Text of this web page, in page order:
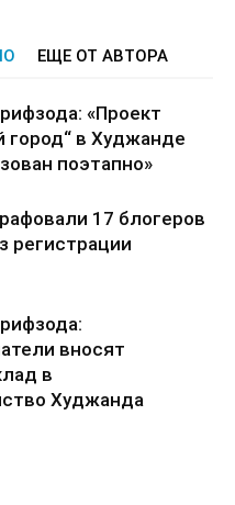
ЕЩЕ ОТ АВТОРА
«Проект
город“ в Худжанде
поэтапно»
17 блогеров
регистрации
вносят
в
Худжанда